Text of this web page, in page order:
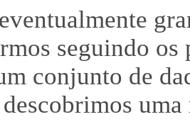
seguindo
conjunto de